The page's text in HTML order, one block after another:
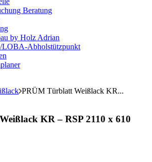
Beratung
by Holz Adrian
Abholstützpunkt
PRÜM Türblatt Weißlack KR...
KR – RSP 2110 x 610